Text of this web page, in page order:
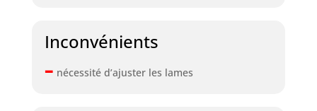
Inconvénients
– nécessité d’ajuster les lames